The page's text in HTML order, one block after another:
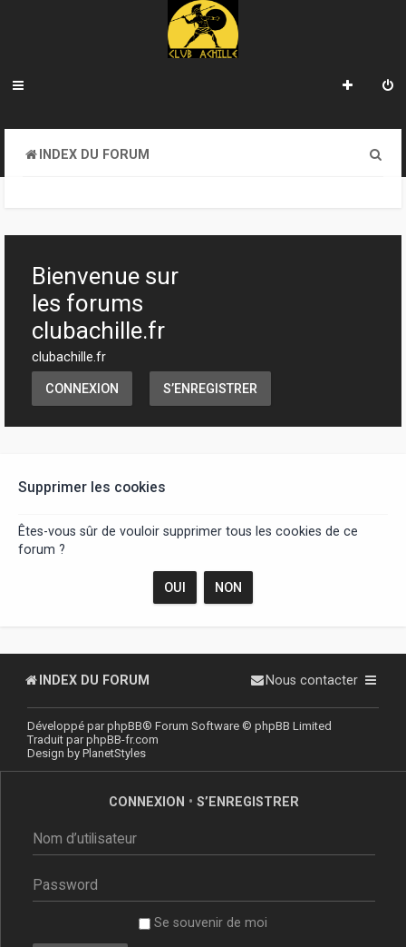
INDEX DU FORUM
h
Bienvenue sur
les forums
clubachille.fr
clubachille.fr
CONNEXION S’ENREGISTRER
Supprimer les cookies
Êtes-vous sûr de vouloir supprimer tous les cookies de ce
forum ?
INDEX DU FORUM Nous contacter
Développé parphpBB® Forum Software © phpBB Limited
Traduit parphpBB-fr.com
Design by PlanetStyles
CONNEXION • S’ENREGISTRER
Se souvenir de moi